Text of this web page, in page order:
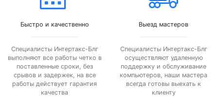
Быстро и качественно
Специалисты Интертакс-Блг
выполняют все работы четко в
поставленные сроки, без
срывов и задержек, на все
работы действует гарантия
качества
Выезд мастеров
Специалисты Интертакс-Блг
осуществляют удаленную
поддержку и обслуживание
компьютеров, наши мастера
всегда готовы выехать к
клиенту